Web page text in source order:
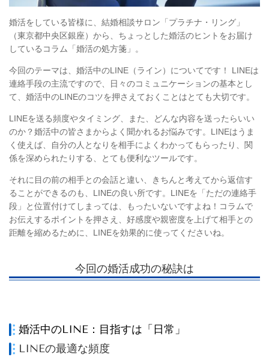
婚活をしている皆様に、結婚相談サロン「プラチナ・リング」
（東京都中央区銀座）から、ちょっとした婚活のヒントをお届け
しているコラム「婚活の処方箋」。
今回のテーマは、婚活中のLINE（ライン）についてです！ LINEは
連絡手段の主流ですので、日々のコミュニケーションの基本とし
て、婚活中のLINEのコツを押さえておくことはとても大切です。
LINEを送る頻度やタイミング、また、どんな内容を送ったらいい
のか？婚活中の皆さまからよく聞かれるお悩みです。LINEはうま
く使えば、自分の人となりを相手によくわかってもらったり、関
係を深められたりする、とても便利なツールです。
それに目の前の相手との会話と違い、きちんと考えてから返信す
ることができるのも、LINEの良い所です。LINEを「ただの連絡手
段」と位置付けてしまっては、もったいないですよね！コラムで
お伝えするポイントを押さえ、好感度や親密度を上げて相手との
距離を縮めるために、LINEを効果的に使ってくださいね。
今回の婚活成功の秘訣は
婚活中のLINE：目指すは「日常」
LINEの最適な頻度